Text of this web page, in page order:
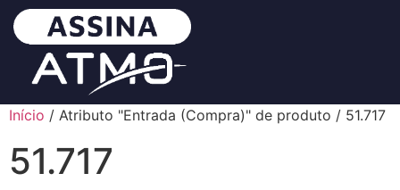
Início / Atributo "Entrada (Compra)" de produto / 51.717
51.717